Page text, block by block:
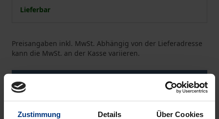
Zustimmung Details Über Cookies
Lieferbar
Preisangaben inkl. MwSt. Abhängig von der Lieferadresse
kann die MwSt. an der Kasse variieren.
Hinweise zu Versandkosten